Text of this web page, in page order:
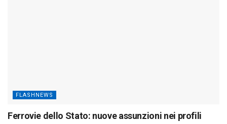
FLASHNEWS
Ferrovie dello Stato: nuove assunzioni nei profili